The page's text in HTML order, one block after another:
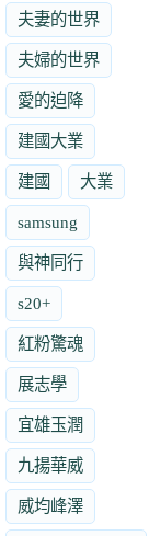
夫妻的世界
夫婦的世界
愛的迫降
建國大業
建國 大業
samsung
與神同行
s20+
紅粉驚魂
展志學
宜雄玉潤
九揚華威
威均峰澤